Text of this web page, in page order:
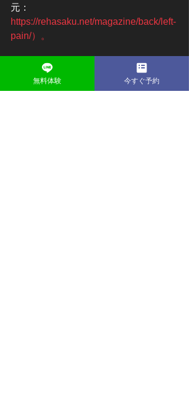
元：
https://rehasaku.net/magazine/back/left-
pain/）。
軽い負荷でも丁寧に行えば、背筋の筋
トレとして十分な刺激になると考えら
れています。
無料体験 今すぐ予約